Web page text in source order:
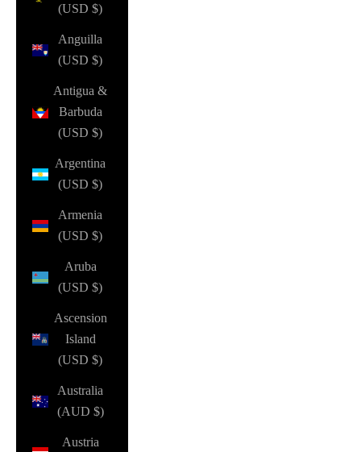
(USD $)
Anguilla
(USD $)
Antigua &
Barbuda
(USD $)
Argentina
(USD $)
Armenia
(USD $)
Aruba
(USD $)
Ascension
Island
(USD $)
Australia
(AUD $)
Austria